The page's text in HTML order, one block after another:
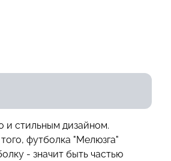
и стильным дизайном.
футболка "Мелюзга"
- значит быть частью